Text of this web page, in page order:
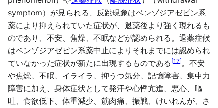
symptom）が見られる。反跳現象はベンゾジアゼピン系
薬により抑えられていた症状が、退薬後より強く現れるも
のであり、不安、焦燥、不眠などが認められる。退薬症候
はベンゾジアゼピン系薬中止によりそれまでには認められ
ていなかった症状が新たに出現するものである [17]。不安
や焦燥、不眠、イライラ、抑うつ気分、記憶障害、集中力
障害に加え、身体症状として発汗や心悸亢進、悪心、嘔
吐、食欲低下、体重減少、筋肉痛、振戦、けいれんが、さ